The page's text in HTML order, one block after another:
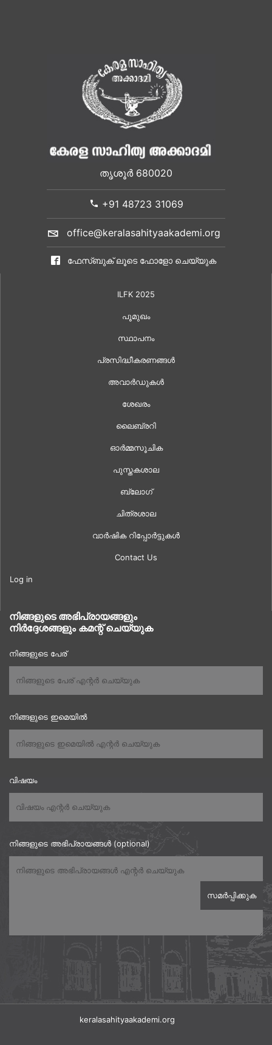
തൃശൂർ 680020
+91 48723 31069
office@keralasahityaakademi.org
ഫേസ്ബുക് ലൂടെ ഫോളോ ചെയ്യുക
ILFK 2025
പൂമുഖം
സ്ഥാപനം
പ്രസിദ്ധീകരണങ്ങൾ
അവാർഡുകൾ
ശേഖരം
ലൈബ്രറി
ഓർമ്മസൂചിക
പുസ്തകശാല
ബ്ലോഗ്
ചിത്രശാല
വാർഷിക റിപ്പോർട്ടുകൾ
Contact Us
Log in
നിങ്ങളുടെ അഭിപ്രായങ്ങളും
നിർദ്ദേശങ്ങളും കമന്റ് ചെയ്യുക
നിങ്ങളുടെ പേര്
നിങ്ങളുടെ ഇമെയിൽ
വിഷയം
നിങ്ങളുടെ അഭിപ്രായങ്ങൾ (optional)
keralasahityaakademi.org